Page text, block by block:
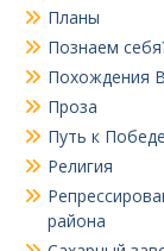
Планы
Познаем
Похождения
Проза
Путь к Победе
Религия
района